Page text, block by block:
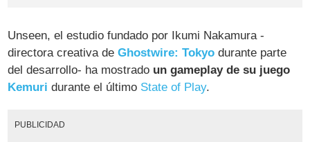
Unseen, el estudio fundado por Ikumi Nakamura -
directora creativa deGhostwire: Tokyo durante parte
del desarrollo- ha mostrado un gameplay de su juego
Kemuri durante el último State of Play.
PUBLICIDAD